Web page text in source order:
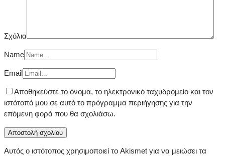
Σχόλια
Name
Email
Αποθηκεύστε το όνομα, το ηλεκτρονικό ταχυδρομείο και τον
ιστότοπό μου σε αυτό το πρόγραμμα περιήγησης για την
επόμενη φορά που θα σχολιάσω.
Αυτός ο ιστότοπος χρησιμοποιεί το Akismet για να μειώσει τα